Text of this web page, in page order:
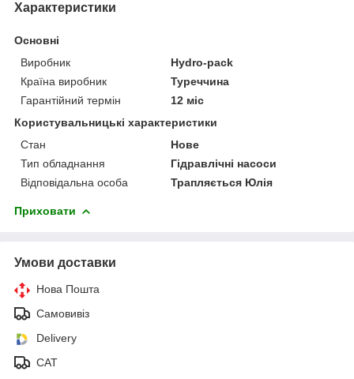
Характеристики
Основні
Виробник
Hydro-pack
Країна виробник
Туреччина
Гарантійний термін
12 міс
Користувальницькі характеристики
Стан
Нове
Тип обладнання
Гідравлічні насоси
Відповідальна особа
Трапляється Юлія
Приховати
Умови доставки
Нова Пошта
Самовивіз
Delivery
САТ